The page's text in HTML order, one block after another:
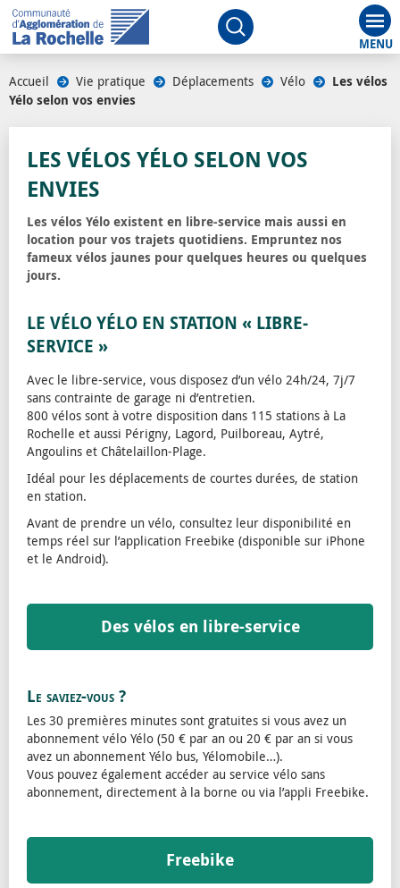
Ouvrir le moteur de
Accueil Vie pratique Déplacements Vélo
Les vélos
Yélo selon vos envies
LES VÉLOS YÉLO SELON VOS
ENVIES
Les vélos Yélo existent en libre-service mais aussi en
location pour vos trajets quotidiens. Empruntez nos
fameux vélos jaunes pour quelques heures ou quelques
jours.
LE VÉLO YÉLO EN STATION « LIBRE-
SERVICE »
Avec le libre-service, vous disposez d’un vélo 24h/24, 7j/7
sans contrainte de garage ni d’entretien.
800 vélos sont à votre disposition dans 115 stations à La
Rochelle et aussi Périgny, Lagord, Puilboreau, Aytré,
Angoulins et Châtelaillon-Plage.
Idéal pour les déplacements de courtes durées, de station
en station.
Avant de prendre un vélo, consultez leur disponibilité en
temps réel sur l’application Freebike (disponible sur iPhone
et le Android).
Des vélos en libre-service
Le saviez-vous ?
Les 30 premières minutes sont gratuites si vous avez un
abonnement vélo Yélo (50 € par an ou 20 € par an si vous
avez un abonnement Yélo bus, Yélomobile…).
Vous pouvez également accéder au service vélo sans
abonnement, directement à la borne ou via l’appli Freebike.
Freebike